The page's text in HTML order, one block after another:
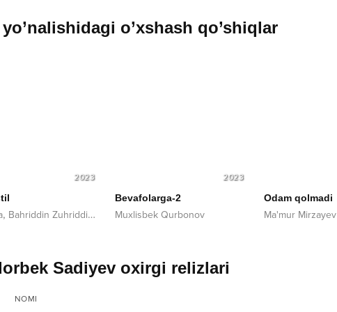
yo’nalishidagi o’xshash qo’shiqlar
2023
, Bahriddin Zuhriddinov
2023
Bevafolarga-2
Muxlisbek Qurbonov
Odam qolmadi
Ma'mur Mirzayev
Sadiyev oxirgi relizlari
NOMI